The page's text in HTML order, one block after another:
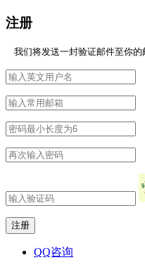
注册
我们将发送一封验证邮件至你
QQ咨询